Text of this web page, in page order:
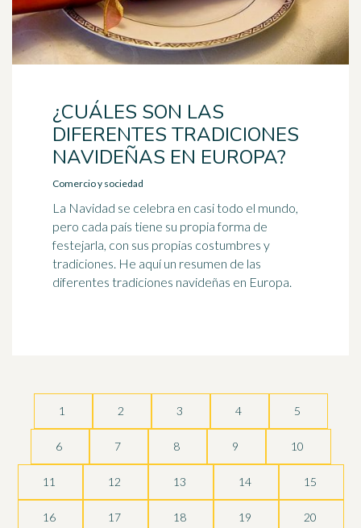
¿CUÁLES SON LAS
DIFERENTES TRADICIONES
NAVIDEÑAS EN EUROPA?
Comercio y sociedad
La Navidad se celebra en casi todo el mundo,
pero cada país tiene su propia forma de
festejarla, con sus propias costumbres y
tradiciones. He aquí un resumen de las
diferentes tradiciones navideñas en Europa.
1 2 3 4 5
6 7 8 9 10
11 12 13 14 15
16 17 18 19 20